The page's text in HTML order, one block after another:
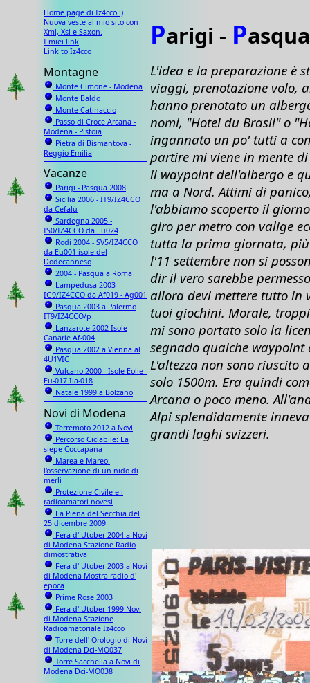
Home page di Iz4cco :)
Nuova veste al mio sito con
Xml, Xsl e Saxon.
I miei link
Link to Iz4cco
Montagne
Monte Cimone - Modena
Monte Baldo
Monte Catinaccio
Passo di Croce Arcana -
Modena - Pistoia
Pietra di Bismantova -
Reggio Emilia
Vacanze
Parigi - Pasqua 2008
Sicilia 2006 - IT9/IZ4CCO
da Cefalù
Sardegna 2005 -
IS0/IZ4CCO da Eu024
Rodi 2004 - SV5/IZ4CCO
da Eu001 isole del
Dodecanneso
2004 - Pasqua a Roma
Lampedusa 2003 -
IG9/IZ4CCO da Af019 - Ag001
Pasqua 2003 a Palermo
IT9/IZ4CCO/p
Lanzarote 2002 Isole
Canarie Af-004
Pasqua 2002 a Vienna al
4U1VIC
Vulcano 2000 - Isole Eolie -
Eu-017 Iia-018
Natale 1999 a Bolzano
Novi di Modena
Terremoto 2012 a Novi
Percorso Ciclabile: La
siepe Coccapana
Marea e Mareo:
l'osservazione di un nido di
merli
Protezione Civile e i
radioamatori novesi
La Piena del Secchia del
25 dicembre 2009
Fera d' Utober 2004 a Novi
di Modena Stazione Radio
dimostrativa
Fera d' Utober 2003 a Novi
di Modena Mostra radio d'
epoca
Prime Rose 2003
Fera d' Utober 1999 Novi
di Modena Stazione
Radioamatoriale Iz4cco
Torre dell' Orologio di Novi
di Modena Dci-MO037
Torre Sacchella a Novi di
Modena Dci-MO038
Parigi - P
L'idea e la preparazione è
viaggi, prenotazione volo,
hanno prenotato un
nomi, "Hotel du Brasil" o
ingannato un po' tutti a
partire mi viene in mente
il waypoint dell'albergo e
ma a Nord. Attimi di
l'abbiamo scoperto il
giro per metro con valige
tutta la prima giornata, più
l'11 settembre non si
dir il vero sarebbe
allora devi mettere tutto
tuoi giochini. Morale,
mi sono portato solo la
segnado qualche waypoint
L'altezza non sono riuscito
solo 1500m. Era quindi
Arcana o poco meno.
Alpi splendidamente
grandi laghi svizzeri.